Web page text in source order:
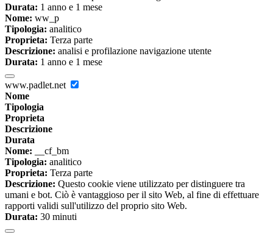
Durata: 1 anno e 1 mese
Nome: ww_p
Tipologia: analitico
Proprieta: Terza parte
Descrizione: analisi e profilazione navigazione utente
Durata: 1 anno e 1 mese
www.padlet.net
Nome
Tipologia
Proprieta
Descrizione
Durata
Nome: __cf_bm
Tipologia: analitico
Proprieta: Terza parte
Descrizione: Questo cookie viene utilizzato per distinguere tra
umani e bot. Ciò è vantaggioso per il sito Web, al fine di effettuare
rapporti validi sull'utilizzo del proprio sito Web.
Durata: 30 minuti